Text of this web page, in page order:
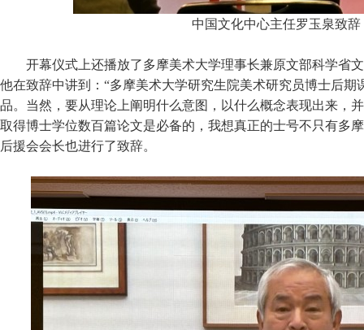
中国文化中心主任罗玉泉致辞
开幕仪式上还播放了多摩美术大学理事长兼原文部科学省
他在致辞中讲到：“多摩美术大学研究生院美术研究员博士后期
品。当然，要从理论上阐明什么意图，以什么概念表现出来，
取得博士学位数百篇论文是必备的，我想真正的士号不只有多
后援会会长也进行了致辞。